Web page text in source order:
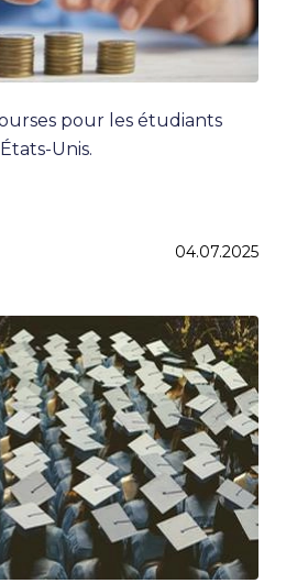
pour les étudiants
Unis.
04.07.2025